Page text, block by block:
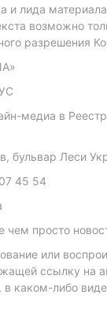
и лида
возможно
разрешения
медиа в
бульвар Леси
45 54
чем просто
или
ссылку на
в каком-либо